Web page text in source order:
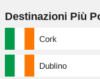
Destinazioni Più
Cork
Dublino